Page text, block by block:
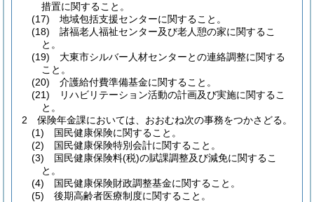
措置に関すること。
(17)
地域包括支援センターに関すること。
(18)
諸福老人福祉センター及び老人憩の家に関するこ
と。
(19)
大東市シルバー人材センターとの連絡調整に関する
こと。
(20)
介護給付費準備基金に関すること。
(21)
リハビリテーション活動の計画及び実施に関するこ
と。
2
保険年金課においては、おおむね次の事務をつかさどる。
(1)
国民健康保険に関すること。
(2)
国民健康保険特別会計に関すること。
(3)
国民健康保険料(税)の賦課調整及び減免に関するこ
と。
(4)
国民健康保険財政調整基金に関すること。
(5)
後期高齢者医療制度に関すること。